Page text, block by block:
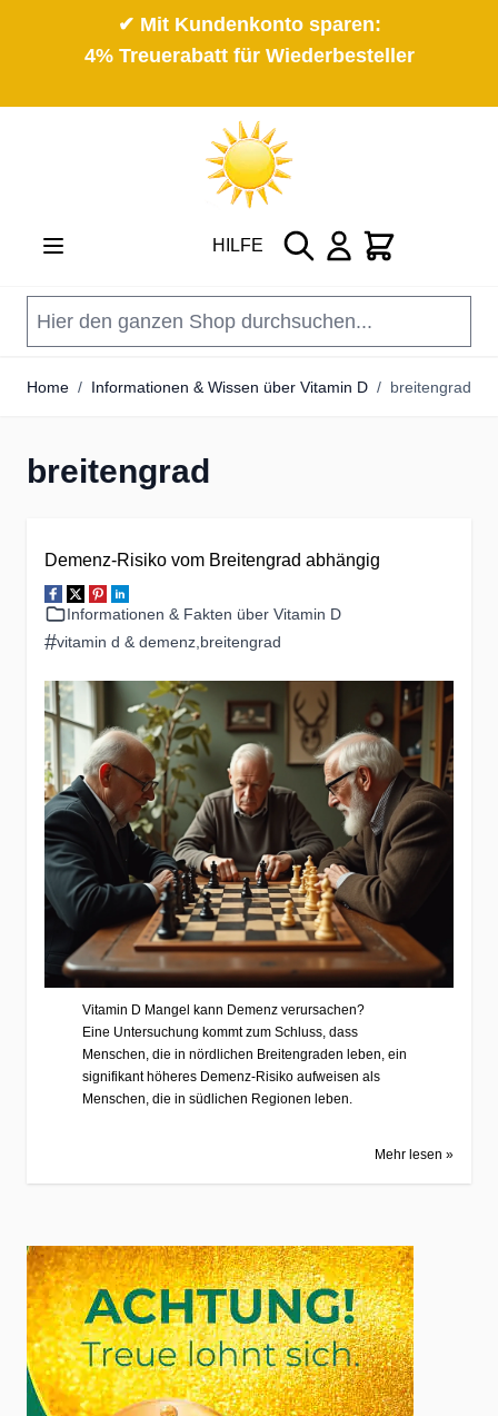
✔ Mit Kundenkonto sparen:
4% Treuerabatt für Wiederbesteller
HILFE Suche Cart
Home / Informationen & Wissen über Vitamin D / breitengrad
breitengrad
Demenz-Risiko vom Breitengrad abhängig
Informationen & Fakten über Vitamin D
#vitamin d & demenz breitengrad
Vitamin D Mangel kann Demenz verursachen?
Eine Untersuchung kommt zum Schluss, dass
Menschen, die in nördlichen Breitengraden leben, ein
signifikant höheres Demenz-Risiko aufweisen als
Menschen, die in südlichen Regionen leben.
Mehr lesen »